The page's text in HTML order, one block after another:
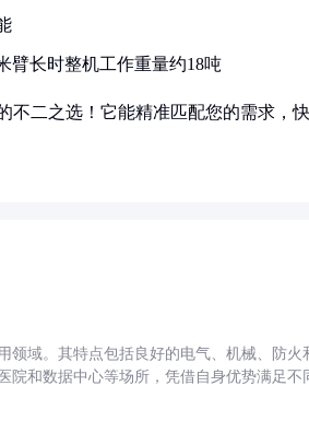
臂长时整机工作重量约18吨
不二之选！它能精准匹配您的需求，
领域。其特点包括良好的电气、机械、防火
院和数据中心等场所，凭借自身优势满足不